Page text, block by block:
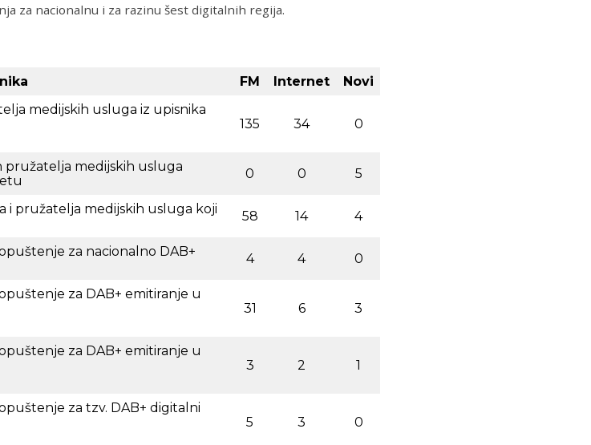
za nacionalnu i za razinu šest digitalnih regija.
FM Internet
Novi
medijskih usluga iz upisnika
135 34 0
pružatelja medijskih usluga
0 0 5
i pružatelja medijskih usluga koji
58 14 4
za nacionalno DAB+
4 4 0
za DAB+ emitiranje u
31 6 3
za DAB+ emitiranje u
3 2 1
za tzv. DAB+ digitalni
5 3 0